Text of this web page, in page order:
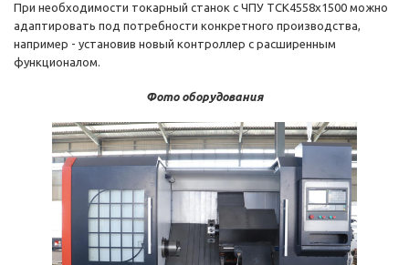
При необходимости токарный станок с ЧПУ TCK4558х1500 можно
адаптировать под потребности конкретного производства,
например - установив новый контроллер с расширенным
функционалом.
Фото оборудования